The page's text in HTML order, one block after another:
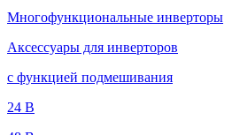
Многофункциональные инверторы
Аксессуары для инверторов
с функцией подмешивания
24 B